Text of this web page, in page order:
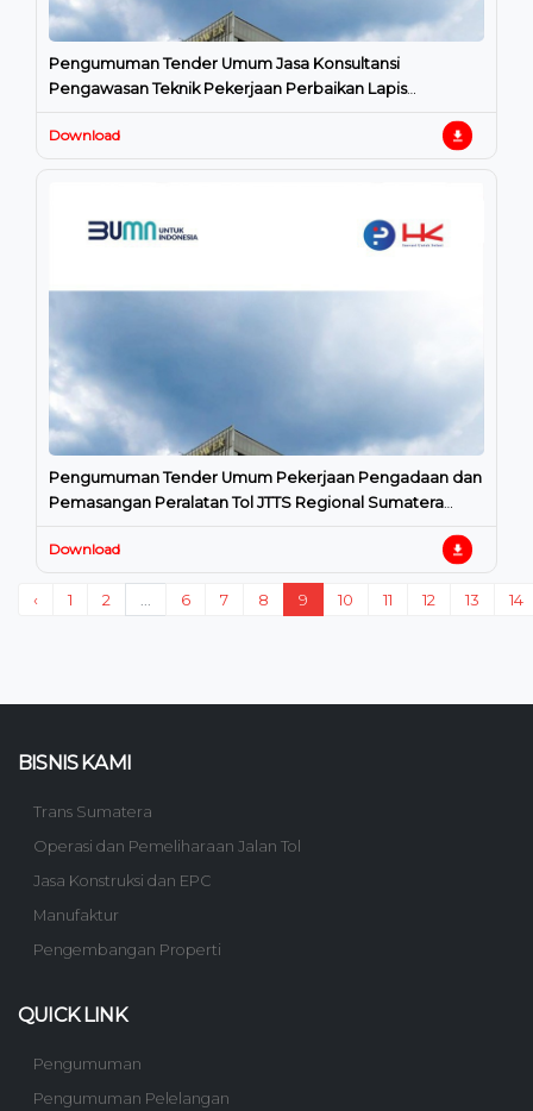
Pengumuman Tender Umum Jasa Konsultansi
Pengawasan Teknik Pekerjaan Perbaikan Lapis
Perkerasan Fleksibel Pada Jalan Tol
Download
Pengumuman Tender Umum Pekerjaan Pengadaan dan
Pemasangan Peralatan Tol JTTS Regional Sumatera
Bagian Tengah
Download
‹ 1 2 6 7 8 9 10 11 12 13 14
BISNIS KAMI
Trans Sumatera
Operasi dan Pemeliharaan Jalan Tol
Jasa Konstruksi dan EPC
Manufaktur
Pengembangan Properti
QUICK LINK
Pengumuman
Pengumuman Pelelangan